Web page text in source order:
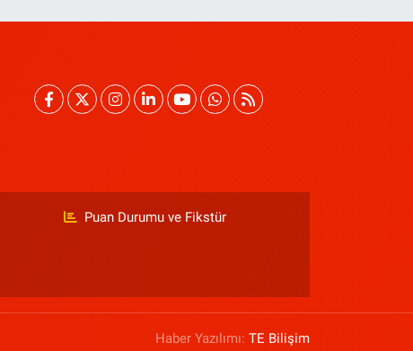
Puan Durumu ve Fikstür
Haber Yazılımı:TE Bilişim